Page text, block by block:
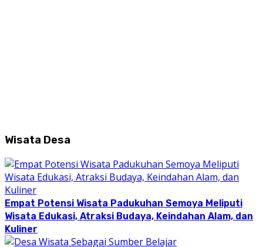
Wisata Desa
Empat Potensi Wisata Padukuhan Semoya Meliputi
Wisata Edukasi, Atraksi Budaya, Keindahan Alam, dan
Kuliner